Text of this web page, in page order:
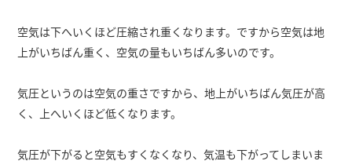
空気は下へいくほど圧縮され重くなります。ですから空気は地
上がいちばん重く、空気の量もいちばん多いのです。
気圧というのは空気の重さですから、地上がいちばん気圧が高
く、上へいくほど低くなります。
気圧が下がると空気もすくなくなり、気温も下がってしまいま